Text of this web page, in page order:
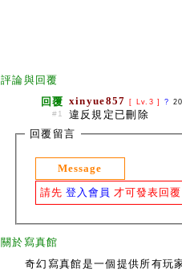
評論與回覆
回覆
#1
xinyue857 [ Lv.3 ] ?
違反規定已刪除
回覆留言
Message
請先 登入會員 才可發表回
關於寫真館
奇幻寫真館是一個提供所有玩